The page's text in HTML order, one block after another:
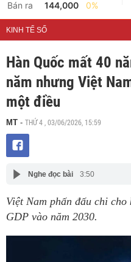
Bán ra
144,000 0%
KINH TẾ SỐ
Hàn Quốc mất 40
năm nhưng Việt
một điều
MT - THỨ 4 , 03/06/2026, 15:59
Nghe đọc bài 3:50
Việt Nam phấn đấu chi
GDP vào năm 2030.